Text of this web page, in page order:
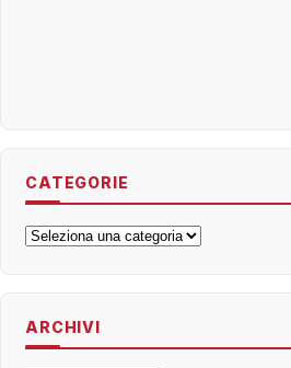
CATEGORIE
Categorie
ARCHIVI